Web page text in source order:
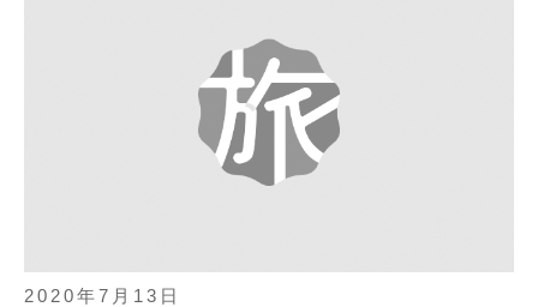
2020年7月13日